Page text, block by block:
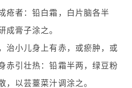
疮者：铅白霜，白片脑各半
成膏子涂之。
治小儿身上有赤，或瘀肿，或
赤引壮热：铅霜半两，绿豆粉
，以芸薹菜汁调涂之。